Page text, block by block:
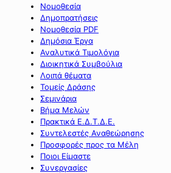
Νομοθεσία
Δημοπρατήσεις
Νομοθεσία PDF
Δημόσια Έργα
Αναλυτικά Τιμολόγια
Διοικητικά Συμβούλια
Λοιπά θέματα
Τομείς Δράσης
Σεμινάρια
Βήμα Μελών
Πρακτικά Ε.Δ.Τ.Δ.Ε.
Συντελεστές Αναθεώρησης
Προσφορές προς τα Μέλη
Ποιοι Είμαστε
Συνεργασίες